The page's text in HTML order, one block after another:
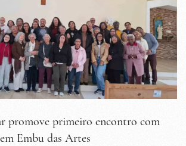
promove primeiro encontro com
Embu das Artes